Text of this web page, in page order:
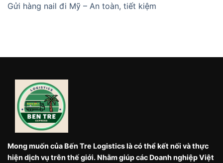
Gửi hàng nail đi Mỹ – An toàn, tiết kiệm
Mong muốn của Bến Tre Logistics là có thể kết nối và thực
hiện dịch vụ trên thế giới. Nhằm giúp các Doanh nghiệp Việt